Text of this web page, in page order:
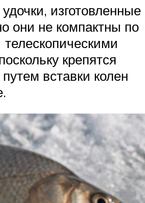
изготовленные
они не компактны по
крепятся
вставки колен